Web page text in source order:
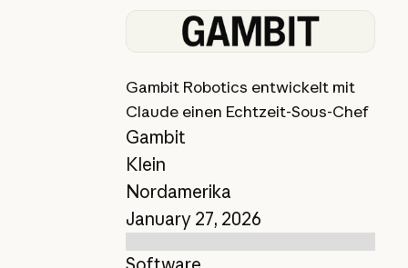
Bericht anzeigen
Gambit Robotics entwickelt mit
Claude einen Echtzeit-Sous-Chef
Gambit
Klein
Nordamerika
January 27, 2026